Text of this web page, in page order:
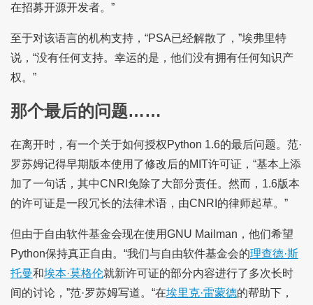
在招募开源开发者。”
至于对该语言的机构支持，“PSA已经解散了，”埃弗里特
说，“没有任何支持。幸运的是，他们没有拥有任何知识产
权。”
那个最后的问题……
在离开时，有一个关于如何授权Python 1.6的最后问题。范·
罗苏姆记得早期版本使用了修改后的MIT许可证，“基本上添
加了一句话，其中CNRI免除了大部分责任。然而，1.6版本
的许可证是一段冗长的法律术语，由CNRI的律师起草。”
但由于自由软件基金会现在使用GNU Mailman，他们希望
Python保持真正自由。“我们与自由软件基金会的理查德·斯
托曼和埃本·莫格伦就新许可证的部分内容进行了多次长时
间的讨论，”范·罗苏姆写道。“在埃里克·雷蒙德的帮助下，